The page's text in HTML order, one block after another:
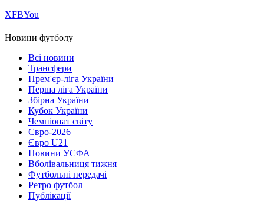
ХFBYou
Новини футболу
Всі новини
Трансфери
Прем'єр-ліга України
Перша ліга України
Збірна України
Кубок України
Чемпіонат світу
Євро-2026
Євро U21
Новини УЄФА
Вболівальниця тижня
Футбольні передачі
Ретро футбол
Публікації